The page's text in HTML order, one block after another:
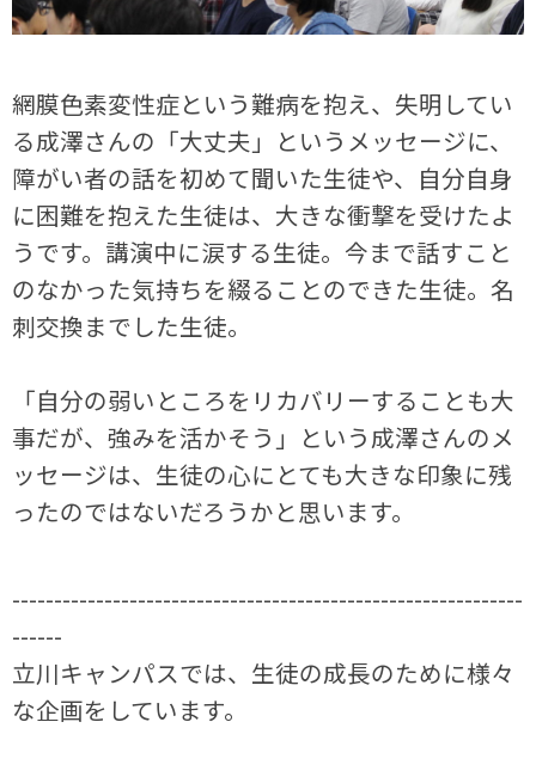
網膜色素変性症という難病を抱え、失明してい
る成澤さんの「大丈夫」というメッセージに、
障がい者の話を初めて聞いた生徒や、自分自身
に困難を抱えた生徒は、大きな衝撃を受けたよ
うです。講演中に涙する生徒。今まで話すこと
のなかった気持ちを綴ることのできた生徒。名
刺交換までした生徒。
「自分の弱いところをリカバリーすることも大
事だが、強みを活かそう」という成澤さんのメ
ッセージは、生徒の心にとても大きな印象に残
ったのではないだろうかと思います。
-------------------------------------------------------------
------
立川キャンパスでは、生徒の成長のために様々
な企画をしています。